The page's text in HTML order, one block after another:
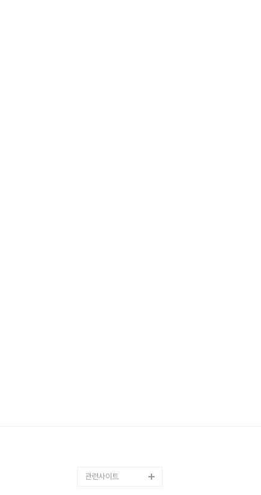
관련사이트